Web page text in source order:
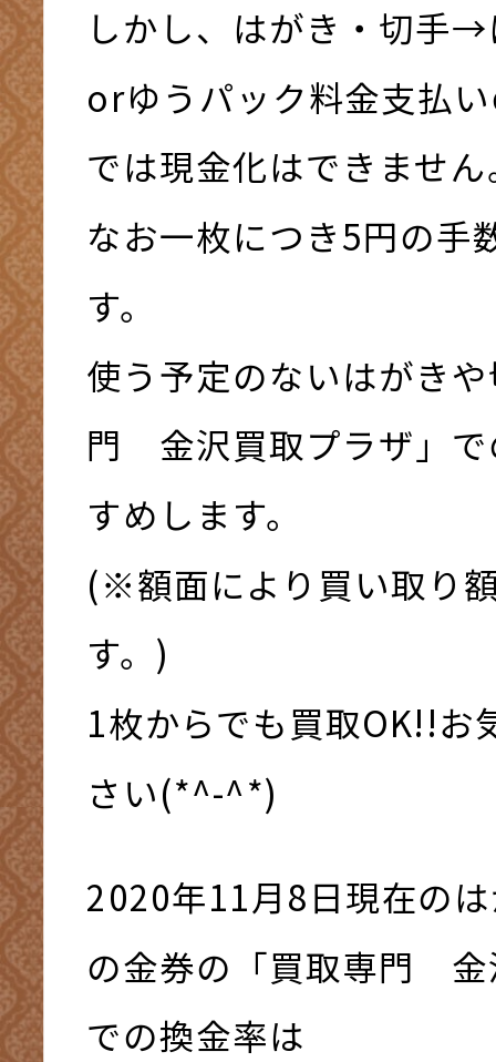
しかし、はがき・切手
orゆうパック料金支払
では現金化はできませ
なお一枚につき5円の手
す。
使う予定のないはがき
門 金沢買取プラザ」で
すめします。
(※額面により買い取り
す。)
1枚からでも買取OK!!お
さい(*^-^*)
2020年11月8日現在の
の金券の「買取専門 金
での換金率は